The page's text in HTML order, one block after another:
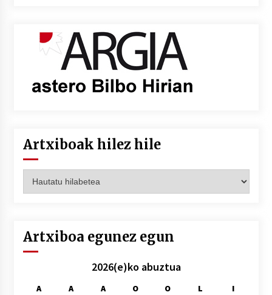
Artxiboak hilez hile
hilez
Artxiboa egunez egun
2026(e)ko abuztua
A A A O O L
I